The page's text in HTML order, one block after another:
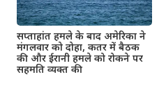
सप्ताहांत हमले के बाद अमेरिका ने
मंगलवार को दोहा, कतर में बैठक
की और ईरानी हमले को रोकने पर
सहमति व्यक्त की